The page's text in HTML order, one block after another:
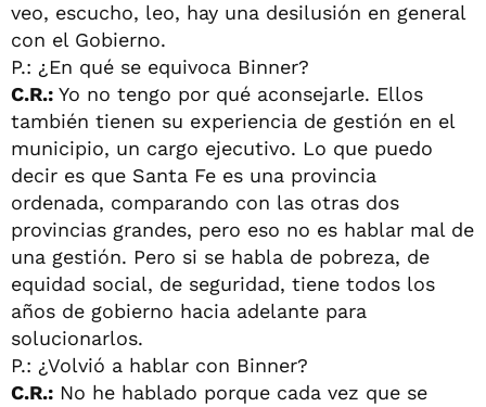
veo, escucho, leo, hay una desilusión en general
con el Gobierno.
P.: ¿En qué se equivoca Binner?
C.R.: Yo no tengo por qué aconsejarle. Ellos
también tienen su experiencia de gestión en el
municipio, un cargo ejecutivo. Lo que puedo
decir es que Santa Fe es una provincia
ordenada, comparando con las otras dos
provincias grandes, pero eso no es hablar mal de
una gestión. Pero si se habla de pobreza, de
equidad social, de seguridad, tiene todos los
años de gobierno hacia adelante para
solucionarlos.
P.: ¿Volvió a hablar con Binner?
C.R.: No he hablado porque cada vez que se